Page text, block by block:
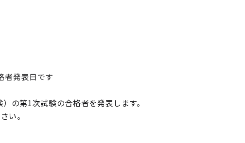
者発表日です
の第1次試験の合格者を発表します。
い。